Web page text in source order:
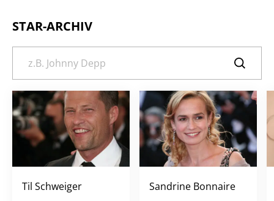
STAR-ARCHIV
Til Schweiger Sandrine Bonnaire